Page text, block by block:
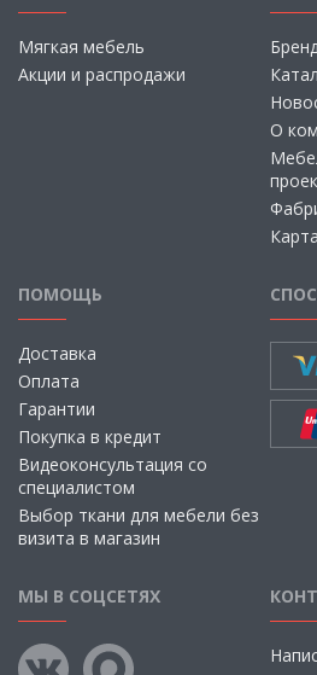
Мягкая мебель
Акции и распродажи
О
ПОМОЩЬ
Доставка
Оплата
Гарантии
Покупка в кредит
Видеоконсультация со
специалистом
Выбор ткани для мебели без
визита в магазин
МЫ В СОЦСЕТЯХ